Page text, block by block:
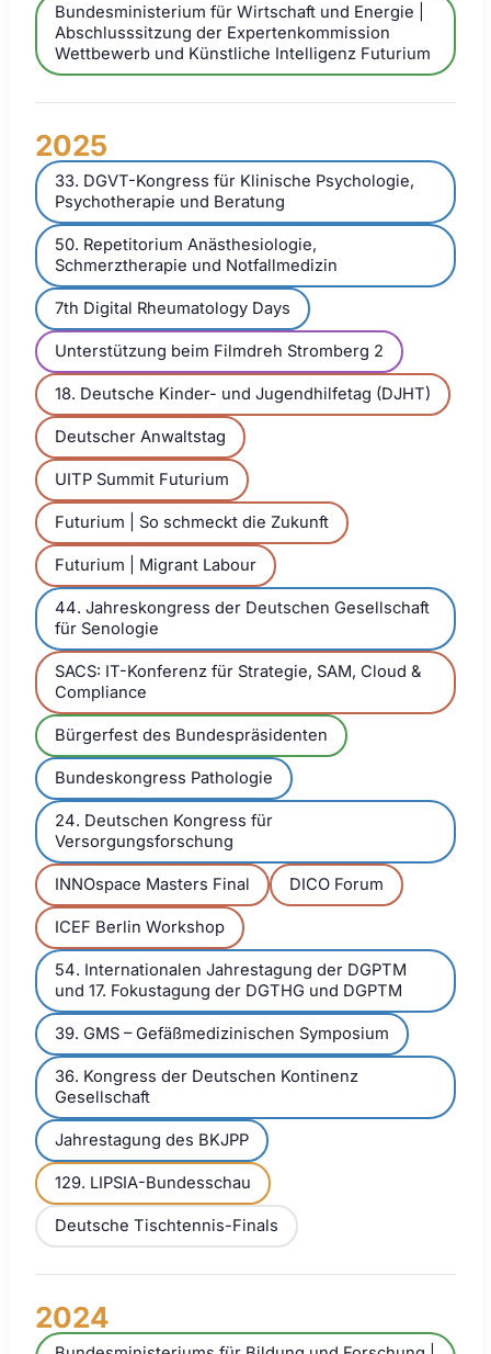
Bundesministerium für Wirtschaft und Energie |
Abschlusssitzung der Expertenkommission
Wettbewerb und Künstliche Intelligenz Futurium
2025
33. DGVT-Kongress für Klinische Psychologie,
Psychotherapie und Beratung
50. Repetitorium Anästhesiologie,
Schmerztherapie und Notfallmedizin
7th Digital Rheumatology Days
Unterstützung beim Filmdreh Stromberg 2
18. Deutsche Kinder- und Jugendhilfetag (DJHT)
Deutscher Anwaltstag
UITP Summit Futurium
Futurium | So schmeckt die Zukunft
Futurium | Migrant Labour
44. Jahreskongress der Deutschen Gesellschaft
für Senologie
SACS: IT-Konferenz für Strategie, SAM, Cloud &
Compliance
Bürgerfest des Bundespräsidenten
Bundeskongress Pathologie
24. Deutschen Kongress für
Versorgungsforschung
INNOspace Masters Final DICO Forum
ICEF Berlin Workshop
54. Internationalen Jahrestagung der DGPTM
und 17. Fokustagung der DGTHG und DGPTM
39. GMS – Gefäßmedizinischen Symposium
36. Kongress der Deutschen Kontinenz
Gesellschaft
Jahrestagung des BKJPP
129. LIPSIA-Bundesschau
Deutsche Tischtennis-Finals
2024